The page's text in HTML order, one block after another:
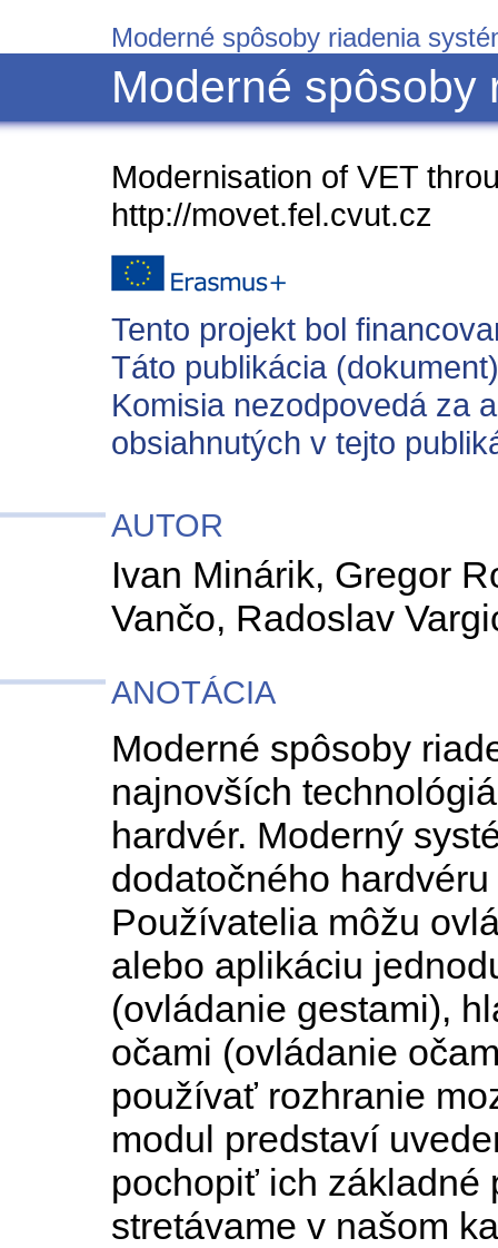
Moderné spôsoby riadenia
Moderné spôsoby
Modernisation of VET
http://movet.fel.cvut.cz
Tento projekt bol
Táto publikácia
Komisia nezodpovedá za
obsiahnutých v tejto
AUTOR
Ivan Minárik, Gregor
Vančo, Radoslav
ANOTÁCIA
Moderné spôsoby
najnovších
hardvér. Moderný
dodatočného
Používatelia môžu
alebo aplikáciu
(ovládanie gestami),
očami (ovládanie
používať rozhranie
modul predstaví
pochopiť ich základné
stretávame v našom